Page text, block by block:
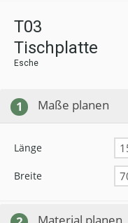
T03
Tischplatte
Esche
1 Maße planen
Länge
Breite
Material planen